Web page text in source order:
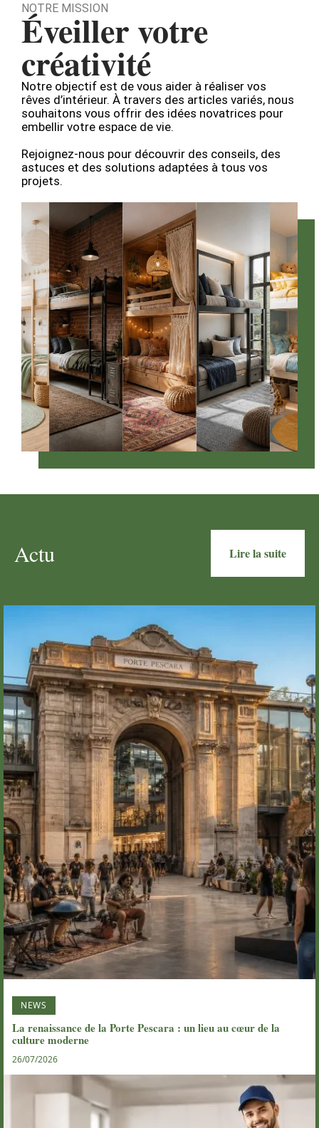
NOTRE MISSION
Éveiller votre
créativité
Notre objectif est de vous aider à réaliser vos
rêves d’intérieur. À travers des articles variés, nous
souhaitons vous offrir des idées novatrices pour
embellir votre espace de vie.
Rejoignez-nous pour découvrir des conseils, des
astuces et des solutions adaptées à tous vos
projets.
Actu Lire la suite
NEWS
La renaissance de la Porte Pescara : un lieu au cœur de la
culture moderne
26/07/2026